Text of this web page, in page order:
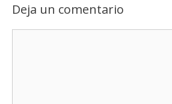
Deja un comentario